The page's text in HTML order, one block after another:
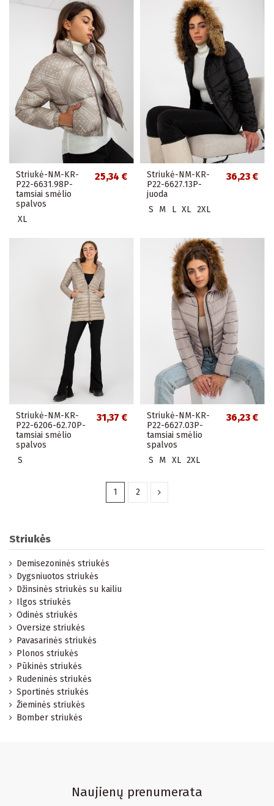
Striukė-NM-KR-
P22-6631.98P-
tamsiai smėlio
spalvos
25,34 €
XL
Striukė-NM-KR-
P22-6627.13P-
juoda
36,23 €
S M L XL 2XL
Striukė-NM-KR-
P22-6206-62.70P-
tamsiai smėlio
spalvos
31,37 €
S
Striukė-NM-KR-
P22-6627.03P-
tamsiai smėlio
spalvos
36,23 €
S M XL 2XL
1 2
Striukės
Demisezoninės striukės
Dygsniuotos striukės
Džinsinės striukės su kailiu
Ilgos striukės
Odinės striukės
Oversize striukės
Pavasarinės striukės
Plonos striukės
Pūkinės striukės
Rudeninės striukės
Sportinės striukės
Žieminės striukės
Bomber striukės
Naujienų prenumerata